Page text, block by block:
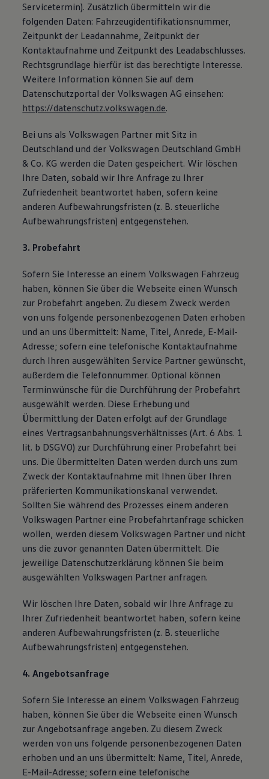
Servicetermin). Zusätzlich übermitteln wir die
folgenden Daten: Fahrzeugidentifikationsnummer,
Zeitpunkt der Leadannahme, Zeitpunkt der
Kontaktaufnahme und Zeitpunkt des Leadabschlusses.
Rechtsgrundlage hierfür ist das berechtigte Interesse.
Weitere Information können Sie auf dem
Datenschutzportal der Volkswagen AG einsehen:
https://datenschutz.volkswagen.de.
Bei uns als Volkswagen Partner mit Sitz in
Deutschland und der Volkswagen Deutschland GmbH
& Co. KG werden die Daten gespeichert. Wir löschen
Ihre Daten, sobald wir Ihre Anfrage zu Ihrer
Zufriedenheit beantwortet haben, sofern keine
anderen Aufbewahrungsfristen (z. B. steuerliche
Aufbewahrungsfristen) entgegenstehen.
3. Probefahrt
Sofern Sie Interesse an einem Volkswagen Fahrzeug
haben, können Sie über die Webseite einen Wunsch
zur Probefahrt angeben. Zu diesem Zweck werden
von uns folgende personenbezogenen Daten erhoben
und an uns übermittelt: Name, Titel, Anrede, E-Mail-
Adresse; sofern eine telefonische Kontaktaufnahme
durch Ihren ausgewählten Service Partner gewünscht,
außerdem die Telefonnummer. Optional können
Terminwünsche für die Durchführung der Probefahrt
ausgewählt werden. Diese Erhebung und
Übermittlung der Daten erfolgt auf der Grundlage
eines Vertragsanbahnungsverhältnisses (Art. 6 Abs. 1
lit. b DSGVO) zur Durchführung einer Probefahrt bei
uns. Die übermittelten Daten werden durch uns zum
Zweck der Kontaktaufnahme mit Ihnen über Ihren
präferierten Kommunikationskanal verwendet.
Sollten Sie während des Prozesses einem anderen
Volkswagen Partner eine Probefahrtanfrage schicken
wollen, werden diesem Volkswagen Partner und nicht
uns die zuvor genannten Daten übermittelt. Die
jeweilige Datenschutzerklärung können Sie beim
ausgewählten Volkswagen Partner anfragen.
Wir löschen Ihre Daten, sobald wir Ihre Anfrage zu
Ihrer Zufriedenheit beantwortet haben, sofern keine
anderen Aufbewahrungsfristen (z. B. steuerliche
Aufbewahrungsfristen) entgegenstehen.
4. Angebotsanfrage
Sofern Sie Interesse an einem Volkswagen Fahrzeug
haben, können Sie über die Webseite einen Wunsch
zur Angebotsanfrage angeben. Zu diesem Zweck
werden von uns folgende personenbezogenen Daten
erhoben und an uns übermittelt: Name, Titel, Anrede,
E-Mail-Adresse; sofern eine telefonische